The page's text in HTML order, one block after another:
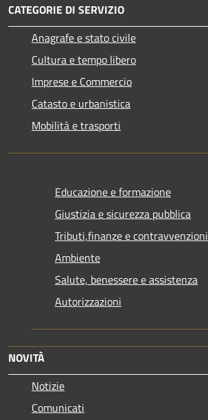
CATEGORIE DI SERVIZIO
Anagrafe e stato civile
Cultura e tempo libero
Imprese e Commercio
Catasto e urbanistica
Mobilità e trasporti
Educazione e formazione
Giustizia e sicurezza pubblica
Tributi,finanze e contravvenzioni
Ambiente
Salute, benessere e assistenza
Autorizzazioni
NOVITÀ
Notizie
Comunicati